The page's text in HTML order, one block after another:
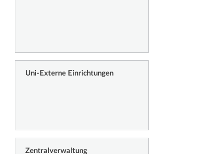
Uni-Externe Einrichtungen
Zentralverwaltung